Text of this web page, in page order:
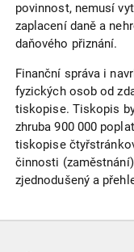
povinnost, nemusí
zaplacení daně a
daňového přiznání.
Finanční správa i
fyzických osob od
tiskopise. Tiskopis
zhruba 900 000
tiskopise
činnosti
zjednodušený a